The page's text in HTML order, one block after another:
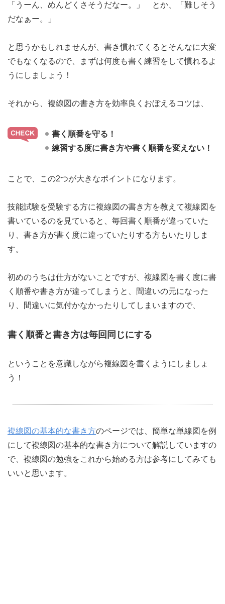
「うーん、めんどくさそうだなー。」 とか、「難しそう
だなぁー。」
と思うかもしれませんが、書き慣れてくるとそんなに大変
でもなくなるので、まずは何度も書く練習をして慣れるよ
うにしましょう！
それから、複線図の書き方を効率良くおぼえるコツは、
書く順番を守る！
練習する度に書き方や書く順番を変えない！
ことで、この2つが大きなポイントになります。
技能試験を受験する方に複線図の書き方を教えて複線図を
書いているのを見ていると、毎回書く順番が違っていた
り、書き方が書く度に違っていたりする方もいたりしま
す。
初めのうちは仕方がないことですが、複線図を書く度に書
く順番や書き方が違ってしまうと、間違いの元になった
り、間違いに気付かなかったりしてしまいますので、
書く順番と書き方は毎回同じにする
ということを意識しながら複線図を書くようにしましょ
う！
複線図の基本的な書き方のページでは、簡単な単線図を例
にして複線図の基本的な書き方について解説していますの
で、複線図の勉強をこれから始める方は参考にしてみても
いいと思います。